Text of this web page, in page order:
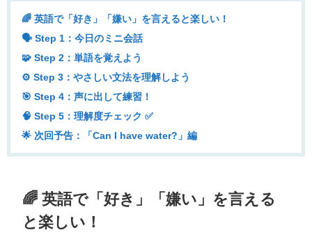
🌈 英語で「好き」「嫌い」を言えると楽しい！
🗣️ Step 1：今日のミニ会話
🧩 Step 2：単語を覚えよう
⚙️ Step 3：やさしい文法を理解しよう
🎯 Step 4：声に出して練習！
🧠 Step 5：理解度チェック ✅
🌟 次回予告：「Can I have water?」編
🌈 英語で「好き」「嫌い」を言える
と楽しい！